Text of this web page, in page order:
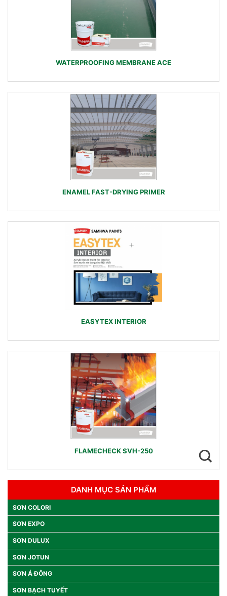
WATERPROOFING MEMBRANE ACE
ENAMEL FAST-DRYING PRIMER
EASYTEX INTERIOR
FLAMECHECK SVH-250
DANH MỤC SẢN PHẨM
SƠN COLORI
SƠN EXPO
SƠN DULUX
SƠN JOTUN
SƠN Á ĐÔNG
SƠN BẠCH TUYẾT